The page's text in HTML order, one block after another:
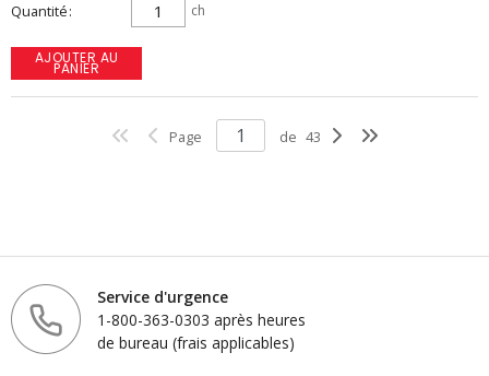
Quantité ch
AJOUTER AU
PANIER
Page de 43
Service d'urgence
1-800-363-0303 après heures
de bureau (frais applicables)